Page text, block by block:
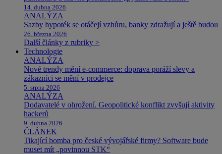
14. dubna 2026
ANALÝZA
Sazby hypoték se otáčejí vzhůru, banky zdražují a ještě budou
26. března 2026
Další články z rubriky >
Technologie
ANALÝZA
Nové trendy mění e-commerce: doprava poráží slevy a
zákazníci se mění v prodejce
5. srpna 2026
ANALÝZA
Dodavatelé v ohrožení. Geopolitické konflikt zvyšují aktivity
hackerů
9. dubna 2026
ČLÁNEK
Tikající bomba pro české vývojářské firmy? Software bude
muset mít „povinnou STK“